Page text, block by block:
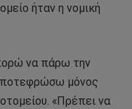
ήταν η νομική
να πάρω την
μόνος
«Πρέπει να